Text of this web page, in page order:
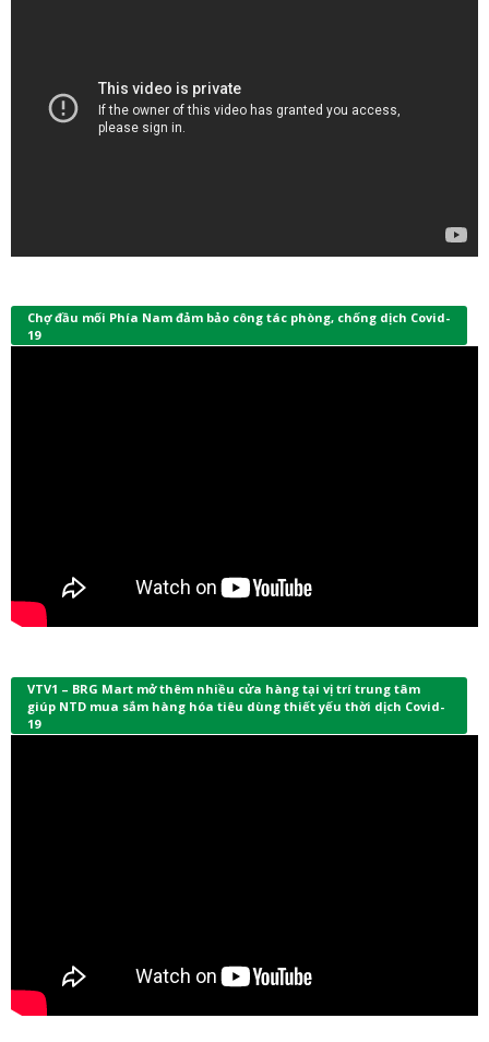
Chợ đầu mối Phía Nam đảm bảo công tác phòng, chống dịch Covid-
19
VTV1 – BRG Mart mở thêm nhiều cửa hàng tại vị trí trung tâm
giúp NTD mua sắm hàng hóa tiêu dùng thiết yếu thời dịch Covid-
19